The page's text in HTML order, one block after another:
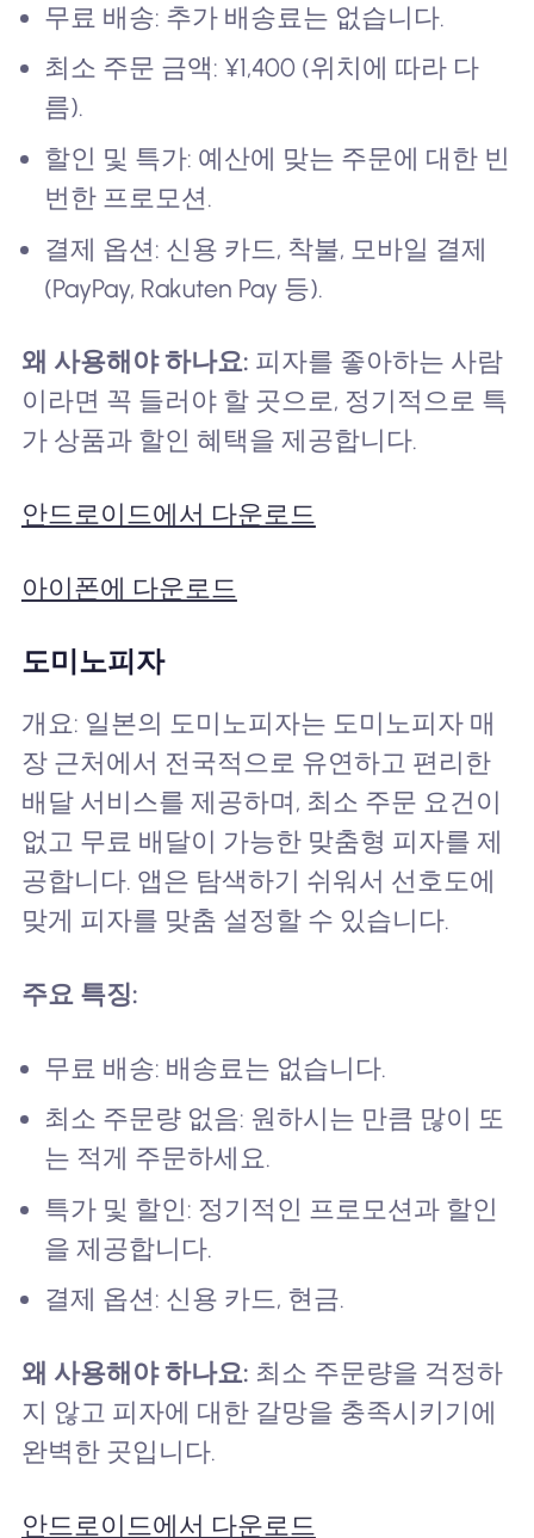
무료 배송: 추가 배송료는 없습니다.
최소 주문 금액: ¥1,400 (위치에 따라 다
름).
할인 및 특가: 예산에 맞는 주문에 대한 빈
번한 프로모션.
결제 옵션: 신용 카드, 착불, 모바일 결제
(PayPay, Rakuten Pay 등).
왜 사용해야 하나요: 피자를 좋아하는 사람
이라면 꼭 들러야 할 곳으로, 정기적으로 특
가 상품과 할인 혜택을 제공합니다.
안드로이드에서 다운로드
아이폰에 다운로드
도미노피자
개요: 일본의 도미노피자는 도미노피자 매
장 근처에서 전국적으로 유연하고 편리한
배달 서비스를 제공하며, 최소 주문 요건이
없고 무료 배달이 가능한 맞춤형 피자를 제
공합니다. 앱은 탐색하기 쉬워서 선호도에
맞게 피자를 맞춤 설정할 수 있습니다.
주요 특징:
무료 배송: 배송료는 없습니다.
최소 주문량 없음: 원하시는 만큼 많이 또
는 적게 주문하세요.
특가 및 할인: 정기적인 프로모션과 할인
을 제공합니다.
결제 옵션: 신용 카드, 현금.
왜 사용해야 하나요: 최소 주문량을 걱정하
지 않고 피자에 대한 갈망을 충족시키기에
완벽한 곳입니다.
안드로이드에서 다운로드